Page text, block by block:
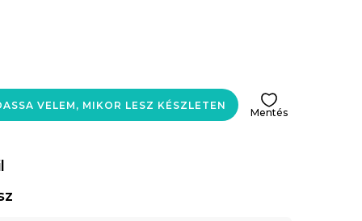
VELEM, MIKOR LESZ KÉSZLETEN
Mentés